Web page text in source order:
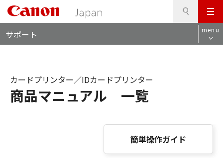
メ
ニ
ュ
サポート menu
商品マニュアル 一覧
カードプリンター／IDカードプリンター
簡単操作ガイド